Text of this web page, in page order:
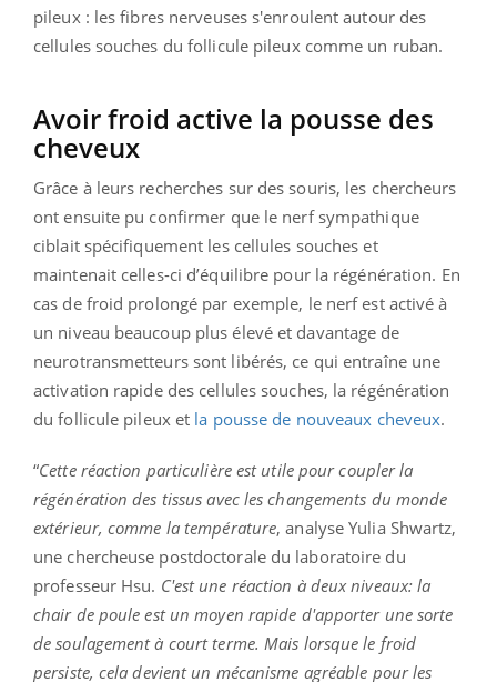
pileux : les fibres nerveuses s'enroulent autour des
cellules souches du follicule pileux comme un ruban.
Avoir froid active la pousse des
cheveux
Grâce à leurs recherches sur des souris, les chercheurs
ont ensuite pu confirmer que le nerf sympathique
ciblait spécifiquement les cellules souches et
maintenait celles-ci d’équilibre pour la régénération. En
cas de froid prolongé par exemple, le nerf est activé à
un niveau beaucoup plus élevé et davantage de
neurotransmetteurs sont libérés, ce qui entraîne une
activation rapide des cellules souches, la régénération
du follicule pileux et la pousse de nouveaux cheveux.
“Cette réaction particulière est utile pour coupler la
régénération des tissus avec les changements du monde
extérieur, comme la température, analyse Yulia Shwartz,
une chercheuse postdoctorale du laboratoire du
professeur Hsu. C'est une réaction à deux niveaux: la
chair de poule est un moyen rapide d'apporter une sorte
de soulagement à court terme. Mais lorsque le froid
persiste, cela devient un mécanisme agréable pour les